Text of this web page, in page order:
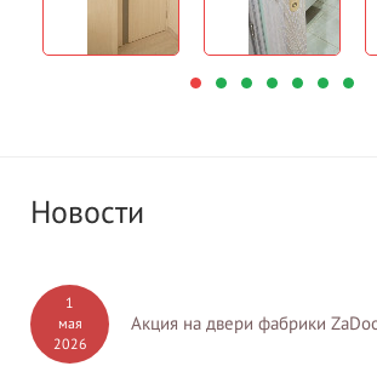
Новости
1
мая
2026
Акция на двери фабрики